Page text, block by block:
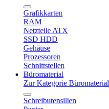
Grafikkarten
RAM
Netzteile ATX
SSD HDD
Gehäuse
Prozessoren
Schnittstellen
Büromaterial
Zur Kategorie Büromaterial
Schreibutensilien